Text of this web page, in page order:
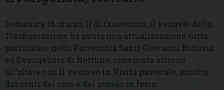
Domenica 16 marzo, II di Quaresima, il vangelo della
Trasfigurazione ha avuto una attualizzazione tutta
particolare nella Parrocchia Santi Giovanni Battista
ed Evangelista di Nettuno, convocata attorno
all’altare con il vescovo in Visita pastorale, accolto
dai canti del coro e del popolo in festa.